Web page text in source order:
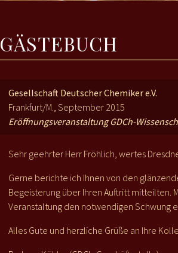
GÄSTEBUCH
Gesellschaft Deutscher Chemiker e.V.
Frankfurt/M., September 2015
Eröffnungsveranstaltung GDCh-
Sehr geehrter Herr Fröhlich, wertes
Gerne berichte ich Ihnen von den
Begeisterung über Ihren Auftritt mitteilten.
Veranstaltung den notwendigen Schwung
Alles Gute und herzliche Grüße an Ihre